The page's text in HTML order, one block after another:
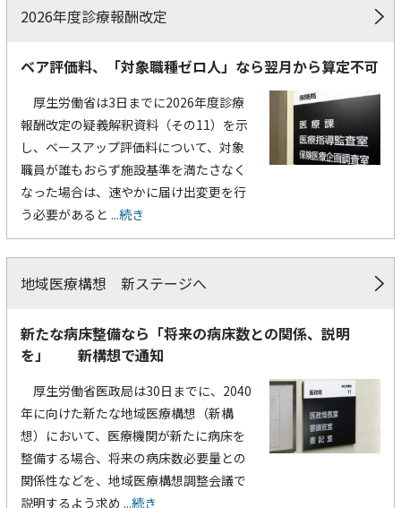
2026年度診療報酬改定
ベア評価料、「対象職種ゼロ人」なら翌月から算定不可
厚生労働省は3日までに2026年度診療
報酬改定の疑義解釈資料（その11）を示
し、ベースアップ評価料について、対象
職員が誰もおらず施設基準を満たさなく
なった場合は、速やかに届け出変更を行
う必要があると ...続き
地域医療構想 新ステージへ
新たな病床整備なら「将来の病床数との関係、説明
を」 新構想で通知
厚生労働省医政局は30日までに、2040
年に向けた新たな地域医療構想（新構
想）において、医療機関が新たに病床を
整備する場合、将来の病床数必要量との
関係性などを、地域医療構想調整会議で
説明するよう求め ...続き